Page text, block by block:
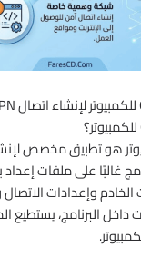
وإعدادات
داخل البرنامج، يستطيع